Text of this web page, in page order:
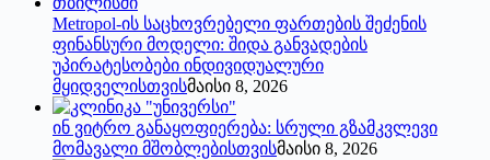
Metropol-ის საცხოვრებელი ფართების შეძენის
ფინანსური მოდელი: შიდა განვადების
უპირატესობები ინდივიდუალური
მყიდველისთვისმაისი 8, 2026
ინ ვიტრო განაყოფიერება: სრული გზამკვლევი
მომავალი მშობლებისთვისმაისი 8, 2026